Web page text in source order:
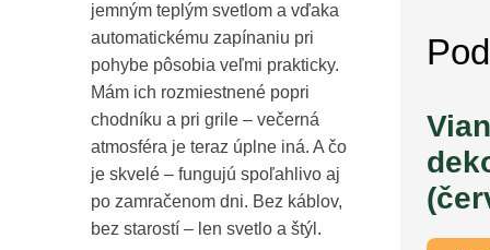
jemným teplým svetlom a vďaka
automatickému zapínaniu pri
pohybe pôsobia veľmi prakticky.
Mám ich rozmiestnené popri
chodníku a pri grile – večerná
atmosféra je teraz úplne iná. A čo
je skvelé – fungujú spoľahlivo aj
po zamračenom dni. Bez káblov,
bez starostí – len svetlo a štýl.